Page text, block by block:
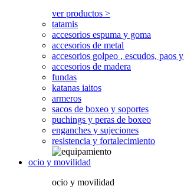
ver productos >
tatamis
accesorios espuma y goma
accesorios de metal
accesorios golpeo , escudos, paos
accesorios de madera
fundas
katanas iaitos
armeros
sacos de boxeo y soportes
puchings y peras de boxeo
enganches y sujeciones
resistencia y fortalecimiento
ocio y movilidad
ocio y movilidad